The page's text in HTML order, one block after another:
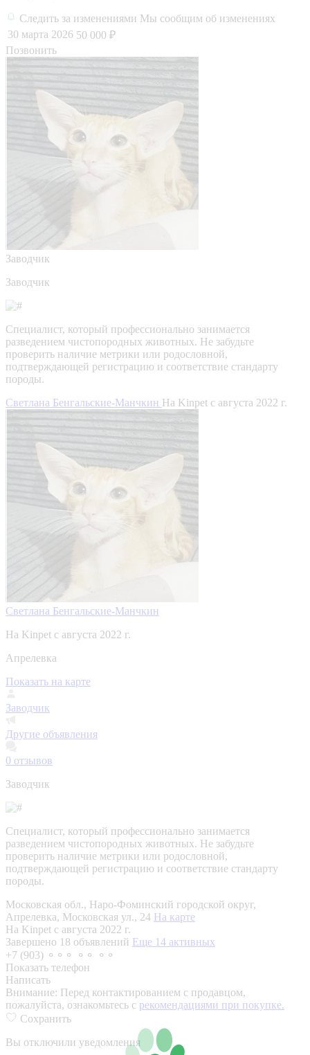
Следить за изменениями Мы сообщим об изменениях
30 марта 2026 50 000 ₽
Позвонить
Заводчик
Заводчик
Специалист, который профессионально занимается
разведением чистопородных животных. Не забудьте
проверить наличие метрики или родословной,
подтверждающей регистрацию и соответствие стандарту
породы.
Светлана Бенгальские-Манчкин На Kinpet c августа 2022 г.
Светлана Бенгальские-Манчкин
На Kinpet c августа 2022 г.
Апрелевка
Показать на карте
Заводчик
Другие объявления
0 отзывов
Заводчик
Специалист, который профессионально занимается
разведением чистопородных животных. Не забудьте
проверить наличие метрики или родословной,
подтверждающей регистрацию и соответствие стандарту
породы.
Московская обл., Наро-Фоминский городской округ,
Апрелевка, Московская ул., 24 На карте
На Kinpet c августа 2022 г.
Завершено 18 объявлений Еще 14 активных
+7 (903) ⚬⚬⚬ ⚬⚬ ⚬⚬
Показать телефон
Написать
Внимание: Перед контактированием с продавцом,
пожалуйста, ознакомьтесь с рекомендациями при покупке.
Сохранить
Вы отключили уведомления